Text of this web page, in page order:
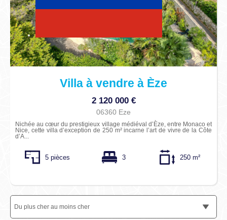
Du moins cher au plus cher
Villa à vendre à Èze
2 120 000 €
06360 Eze
Nichée au cœur du prestigieux village médiéval d’Èze, entre Monaco et
Nice, cette villa d’exception de 250 m² incarne l’art de vivre de la Côte
d’A...
5 pièces 3 250 m²
Du plus cher au moins cher